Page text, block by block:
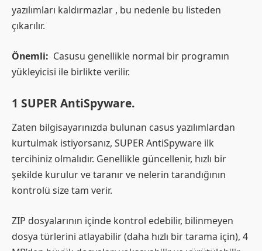
yazılımları kaldırmazlar , bu nedenle bu listeden
çıkarılır.
Önemli: Casusu genellikle normal bir programın
yükleyicisi ile birlikte verilir.
1 SUPER AntiSpyware.
Zaten bilgisayarınızda bulunan casus yazılımlardan
kurtulmak istiyorsanız, SUPER AntiSpyware ilk
tercihiniz olmalıdır. Genellikle güncellenir, hızlı bir
şekilde kurulur ve taranır ve nelerin tarandığının
kontrolü size tam verir.
ZIP dosyalarının içinde kontrol edebilir, bilinmeyen
dosya türlerini atlayabilir (daha hızlı bir tarama için), 4